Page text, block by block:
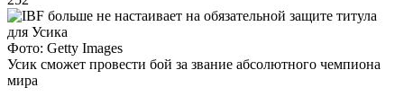
Фото: Getty Images
Усик сможет провести бой за звание абсолютного чемпиона
мира